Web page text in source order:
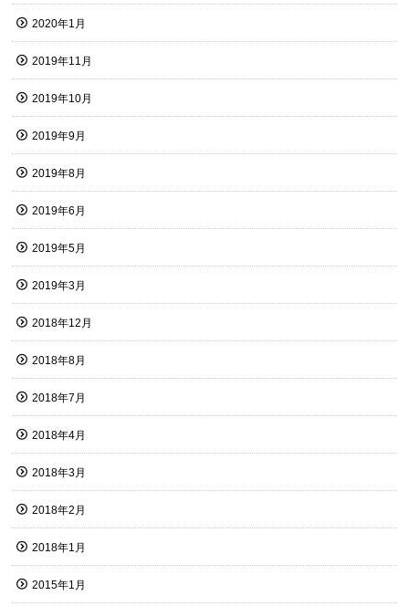
2020年1月
2019年11月
2019年10月
2019年9月
2019年8月
2019年6月
2019年5月
2019年3月
2018年12月
2018年8月
2018年7月
2018年4月
2018年3月
2018年2月
2018年1月
2015年1月